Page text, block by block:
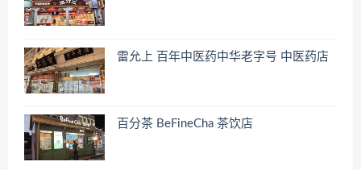
雷允上 百年中医药中华老字号 中医药店
百分茶 BeFineCha 茶饮店